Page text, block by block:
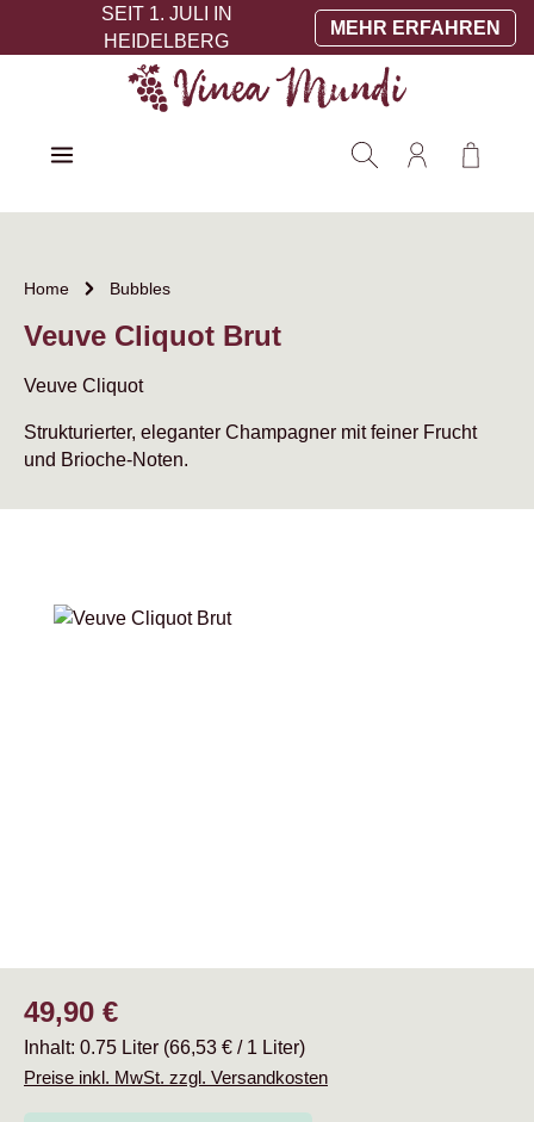
Zum Hauptinhalt springen
SEIT 1. JULI IN
HEIDELBERG
MEHR ERFAHREN
Home Bubbles
Veuve Cliquot Brut
Veuve Cliquot
Strukturierter, eleganter Champagner mit feiner Frucht
und Brioche-Noten.
Bildergalerie überspringen
Regulärer Preis:
49,90 €
Inhalt: 0.75 Liter (66,53 € / 1 Liter)
Preise inkl. MwSt. zzgl. Versandkosten